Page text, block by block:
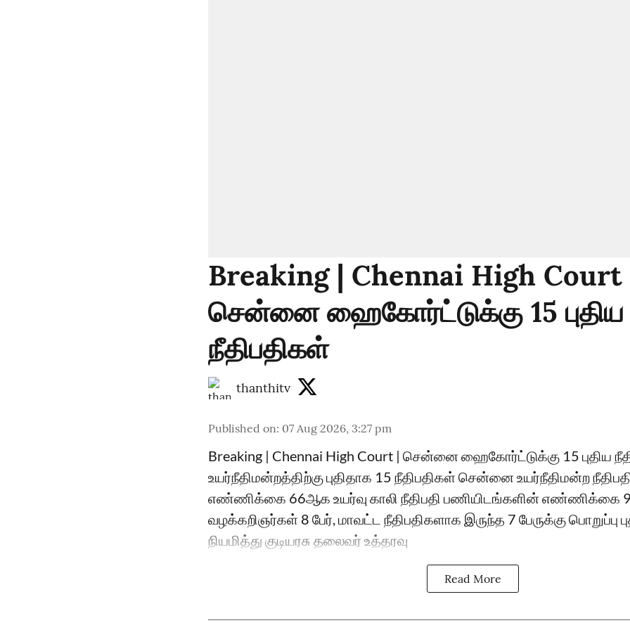
Breaking | Chennai High Court
சென்னை ஹைகோர்ட்டுக்கு 15 புதிய
நீதிபதிகள்
thanthitv
Published on: 07 Aug 2026, 3:27 pm
Breaking | Chennai High Court | சென்னை ஹைகோர்ட்டுக்கு 15 புதிய
உயர்நீதிமன்றத்திற்கு புதிதாக 15 நீதிபதிகள் சென்னை உயர்நீதிமன்ற
எண்ணிக்கை 66ஆக உயர்வு காலி நீதிபதி பணியிடங்களின் எண்ணிக்கை
வழக்கறிஞர்கள் 8 பேர், மாவட்ட நீதிபதிகளாக இருந்த 7 பேருக்கு பொறுப்பு
நியமித்து குடியரசு தலைவர் உத்தரவு
Read More